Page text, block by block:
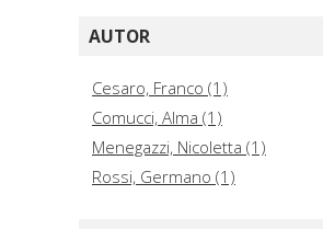
AUTOR
Cesaro, Franco (1)
Comucci, Alma (1)
Menegazzi, Nicoletta (1)
Rossi, Germano (1)